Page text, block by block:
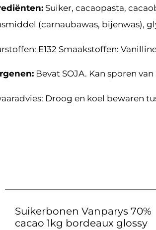
Suiker, cacaopasta,
(carnaubawas, bijenwas),
E132 Smaakstoffen:
Bevat SOJA. Kan sporen
Droog en koel bewaren
Suikerbonen Vanparys 70%
cacao 1kg bordeaux glossy